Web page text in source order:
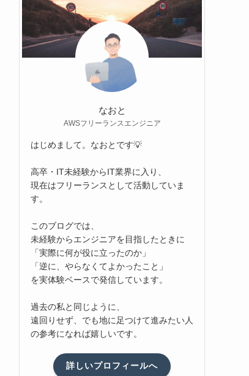
なおと
AWSフリーランスエンジニア
はじめまして。なおとです💡
高卒・IT未経験からIT業界に入り、
現在はフリーランスとして活動していま
す。
このブログでは、
未経験からエンジニアを目指したときに
「実際に何が役に立ったのか」
「逆に、やらなくてよかったこと」
を実体験ベースで発信しています。
過去の私と同じように、
遠回りせず、でも地に足つけて進みたい人
の参考になれば嬉しいです。
詳しいプロフィールへ